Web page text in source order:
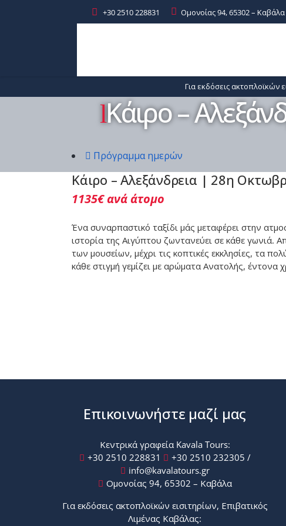
+30 2510 228831 Ομονοίας 94, 65302 – Καβάλα
Για εκδόσεις ακτοπλοϊκών
Κάιρο –
Πρόγραμμα ημερών
Κάιρο – Αλεξάνδρεια | 28η
1135€ανά άτομο
Ένα συναρπαστικό ταξίδι μάς μεταφέρει στην
ιστορία της Αιγύπτου ζωντανεύει σε κάθε γωνιά.
των μουσείων, μέχρι τις κοπτικές εκκλησίες, τα
κάθε στιγμή γεμίζει με αρώματα Ανατολής, έντονα
Επικοινωνήστε μαζί μας
Κεντρικά γραφεία Kavala Tours:
+30 2510 228831
+30 2510 232305 /
info@kavalatours.gr
Ομονοίας 94, 65302 – Καβάλα
Για εκδόσεις ακτοπλοϊκών εισιτηρίων, Επιβατικός
Λιμένας Καβάλας: